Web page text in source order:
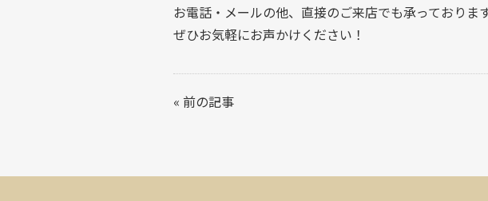
お電話・メールの他、直接のご来店でも承っております
ぜひお気軽にお声かけください！
« 前の記事